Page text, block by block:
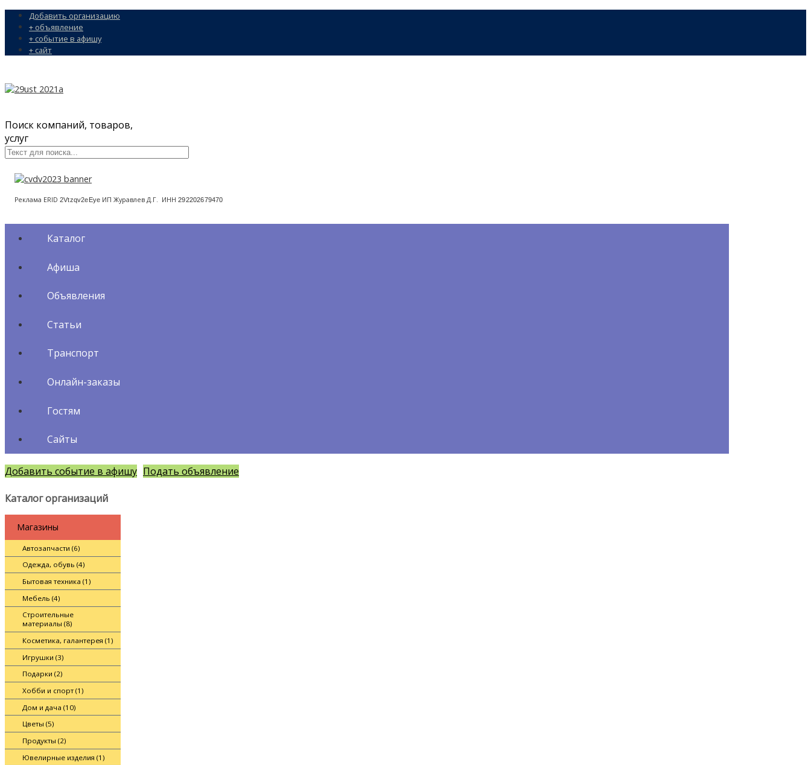
Добавить организацию
+ объявление
+ событие в афишу
+ сайт
Поиск компаний, товаров,
услуг
Реклама ERID 2Vtzqv2eEye ИП Журавлев Д.Г. ИНН292202679470
Каталог
Афиша
Объявления
Статьи
Транспорт
Онлайн-заказы
Гостям
Сайты
Добавить событие в афишу Подать объявление
Каталог организаций
Магазины
Автозапчасти (6)
Одежда, обувь (4)
Бытовая техника (1)
Мебель (4)
Строительные
материалы (8)
Косметика, галантерея (1)
Игрушки (3)
Подарки (2)
Хобби и спорт (1)
Дом и дача (10)
Цветы (5)
Продукты (2)
Ювелирные изделия (1)